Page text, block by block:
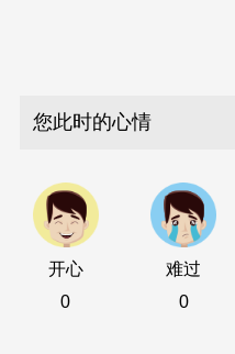
您此时的心情
开心
0
难过
0